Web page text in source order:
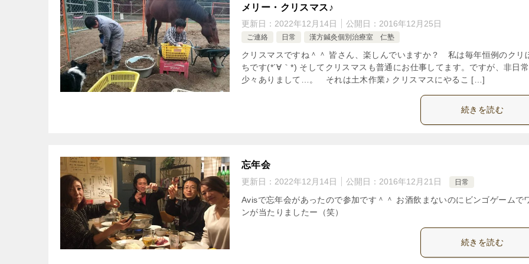
メリー・クリスマス♪
更新日： 2022年12月14日 公開日： 2016年12月25日
ご連絡 日常 漢方鍼灸個別治療室 仁塾
クリスマスですね＾＾ 皆さん、楽しんでいますか？ 私は毎年恒例のクリ
ちです(*´∀｀*) そしてクリスマスも普通にお仕事してます。ですが、非日
少々ありまして…。 それは土木作業♪ クリスマスにやるこ […]
続きを読む
忘年会
更新日： 2022年12月14日 公開日： 2016年12月21日 日常
Avisで忘年会があったので参加です＾＾ お酒飲まないのにビンゴゲームで
ンが当たりましたー（笑）
続きを読む